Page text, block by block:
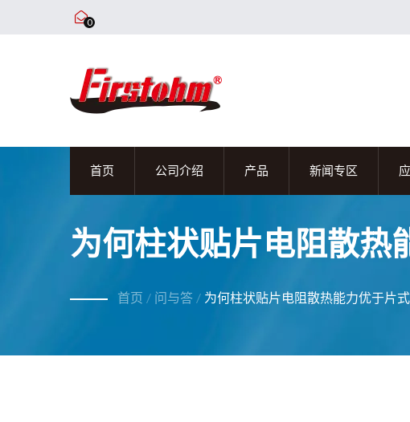
0
首页 公司介绍 产品 新闻专区
为何柱状贴片电阻散热
首页 / 问与答 / 为何柱状贴片电阻散热能力优于片